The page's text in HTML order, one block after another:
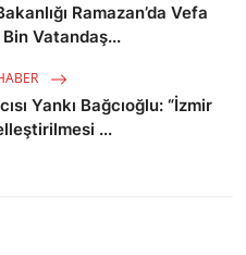
Ramazan’da Vefa
Vatandaş...
Yankı Bağcıoğlu: “İzmir
...